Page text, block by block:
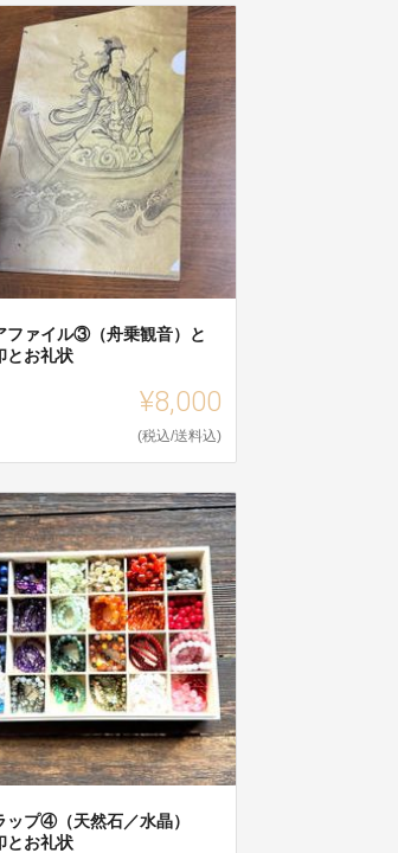
ファイル③（舟乗観音）と
とお礼状
¥8,000
(税込/送料込)
ップ④（天然石／水晶）
とお礼状